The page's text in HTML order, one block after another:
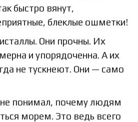
быстро вянут,
блеклые ошметки!
Они прочны. Их
и упорядоченна. А их
не тускнеют. Они — само
понимал, почему людям
морем. Это ведь всего